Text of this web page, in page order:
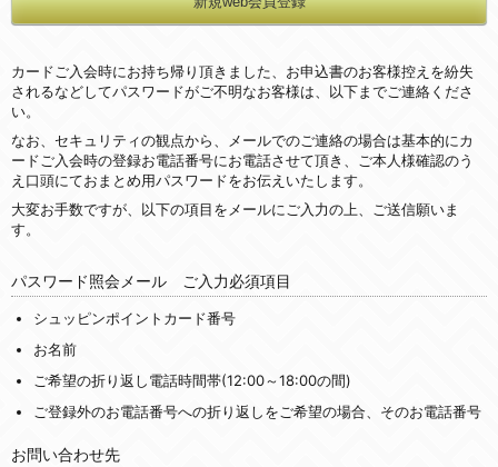
カードご入会時にお持ち帰り頂きました、お申込書のお客様控えを紛失
されるなどしてパスワードがご不明なお客様は、以下までご連絡くださ
い。
なお、セキュリティの観点から、メールでのご連絡の場合は基本的にカ
ードご入会時の登録お電話番号にお電話させて頂き、ご本人様確認のう
え口頭にておまとめ用パスワードをお伝えいたします。
大変お手数ですが、以下の項目をメールにご入力の上、ご送信願いま
す。
パスワード照会メール ご入力必須項目
シュッピンポイントカード番号
お名前
ご希望の折り返し電話時間帯(12:00～18:00の間)
ご登録外のお電話番号への折り返しをご希望の場合、そのお電話番号
お問い合わせ先